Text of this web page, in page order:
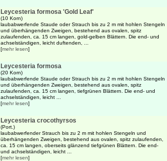
Leycesteria formosa 'Gold Leaf'
(10 Korn)
laubabwerfende Staude oder Strauch bis zu 2 m mit hohlen Stengeln
und überhängenden Zweigen, bestehend aus ovalen, spitz
zulaufenden, ca. 15 cm langen, gold-gelben Blättern. Die end- und
achselständigen, leicht duftenden, ...
[mehr lesen]
Leycesteria formosa
(20 Korn)
laubabwerfende Staude oder Strauch bis zu 2 m mit hohlen Stengeln
und überhängenden Zweigen, bestehend aus ovalen, spitz
zulaufenden, ca. 15 cm langen, tiefgrünen Blättern. Die end- und
achselständigen, leicht ...
[mehr lesen]
Leycesteria crocothyrsos
(Port.)
laubabwerfender Strauch bis zu 2 m mit hohlen Stengeln und
überhängenden Zweigen, bestehend aus ovalen, spitz zulaufenden,
ca. 15 cm langen, oberseits glänzend tiefgrünen Blättern. Die end-
und achselständigen, leicht ...
[mehr lesen]